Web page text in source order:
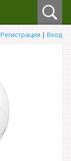
Регистрация | Вход